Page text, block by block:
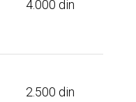
4.000 din
2.500 din